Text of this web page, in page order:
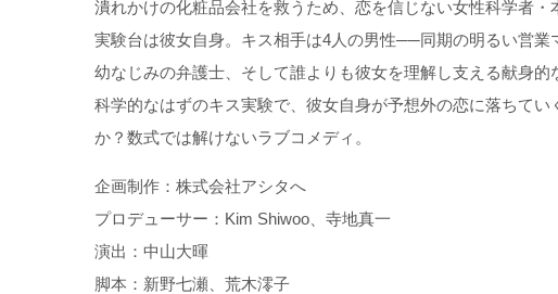
潰れかけの化粧品会社を救うため、恋を信じない女性科学者・
実験台は彼女自身。キス相手は4人の男性──同期の明るい営業
幼なじみの弁護士、そして誰よりも彼女を理解し支える献身
科学的なはずのキス実験で、彼女自身が予想外の恋に落ちて
か？数式では解けないラブコメディ。
企画制作：株式会社アシタへ
プロデューサー：Kim Shiwoo、寺地真一
演出：中山大暉
脚本：新野七瀬、荒木澪子